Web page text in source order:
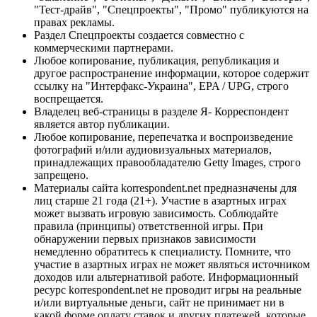
"Тест-драйв", "Спецпроекты", "Промо" публикуются на
правах рекламы.
Раздел Спецпроекты создается совместно с
коммерческими партнерами.
Любое копирование, публикация, републикация и
другое распространение информации, которое содержит
ссылку на "Интерфакс-Украина", EPA / UPG, строго
воспрещается.
Владелец веб-страницы в разделе Я- Корреспондент
является автор публикации.
Любое копирование, перепечатка и воспроизведение
фотографий и/или аудиовизуальных материалов,
принадлежащих правообладателю Getty Images, строго
запрещено.
Материалы сайта korrespondent.net предназначены для
лиц старше 21 года (21+). Участие в азартных играх
может вызвать игровую зависимость. Соблюдайте
правила (принципы) ответственной игры. При
обнаружении первых признаков зависимости
немедленно обратитесь к специалисту. Помните, что
участие в азартных играх не может являться источником
доходов или альтернативой работе. Информационный
ресурс korrespondent.net не проводит игры на реальные
и/или виртуальные деньги, сайт не принимает ни в